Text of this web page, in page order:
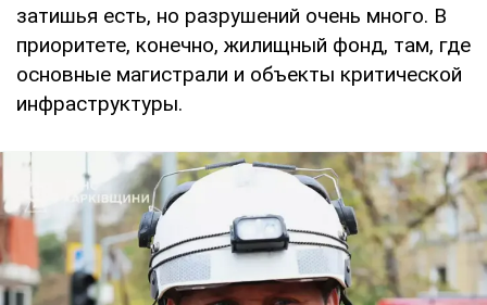
затишья есть, но разрушений очень много. В
приоритете, конечно, жилищный фонд, там, где
основные магистрали и объекты критической
инфраструктуры.